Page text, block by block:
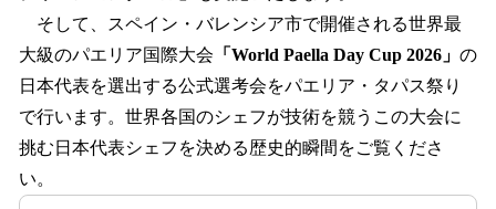
そして、スペイン・バレンシア市で開催される世界最
大級のパエリア国際大会 「World Paella Day Cup 2026」 の
日本代表を選出する公式選考会をパエリア・タパス祭り
で行います。世界各国のシェフが技術を競うこの大会に
挑む日本代表シェフを決める歴史的瞬間をご覧くださ
い。